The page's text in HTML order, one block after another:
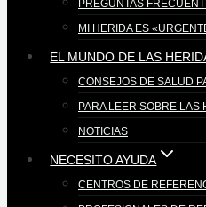
PREGUNTAS
MI HERIDA ES
EL MUNDO DE LAS
CONSEJOS DE SALUD
PARA LEER SOBRE LAS
NOTICIAS
NECESITO AYUDA
CENTROS DE